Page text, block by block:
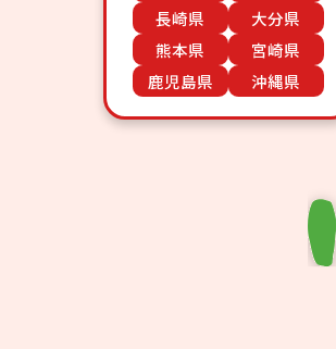
長崎県
大分県
熊本県
宮崎県
鹿児島県
沖縄県